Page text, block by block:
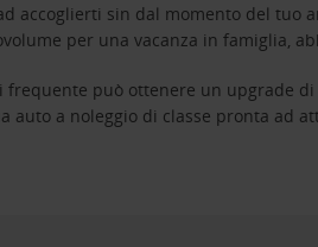
accoglierti sin dal momento del tuo
per una vacanza in famiglia,
frequente può ottenere un upgrade
auto a noleggio di classe